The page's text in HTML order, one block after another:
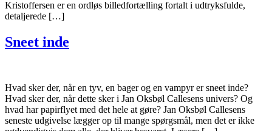
Kristoffersen er en ordløs billedfortælling fortalt i udtryksfulde,
detaljerede […]
Sneet inde
Hvad sker der, når en tyv, en bager og en vampyr er sneet inde?
Hvad sker der, når dette sker i Jan Oksbøl Callesens univers? Og
hvad har papirflyet med det hele at gøre? Jan Oksbøl Callesens
seneste udgivelse lægger op til mange spørgsmål, men det er ikke